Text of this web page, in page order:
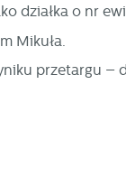
działka o nr
Mikuła.
przetargu –